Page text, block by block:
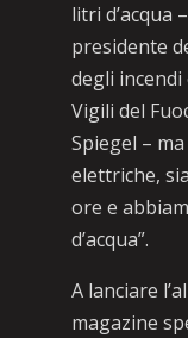
litri d’acqua
presidente
degli
Vigili del
Spiegel –
elettriche,
ore e
d’acqua”.
A lanciare
magazine